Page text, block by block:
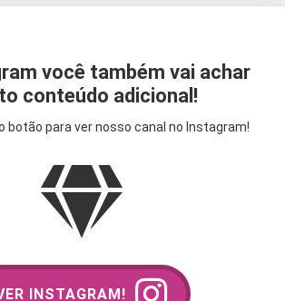
você também vai achar
conteúdo adicional!
botão para ver nosso canal no Instagram!
INSTAGRAM!